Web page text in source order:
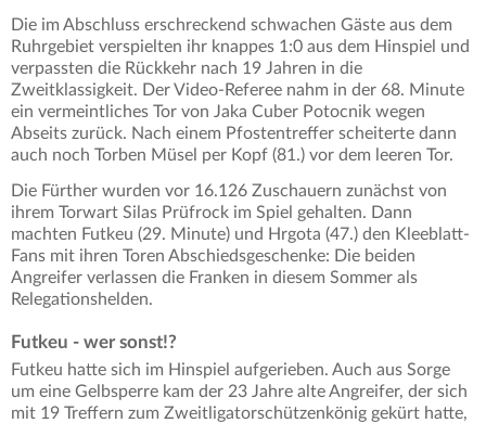
Die im Abschluss erschreckend schwachen Gäste aus dem
Ruhrgebiet verspielten ihr knappes 1:0 aus dem Hinspiel und
verpassten die Rückkehr nach 19 Jahren in die
Zweitklassigkeit. Der Video-Referee nahm in der 68. Minute
ein vermeintliches Tor von Jaka Cuber Potocnik wegen
Abseits zurück. Nach einem Pfostentreffer scheiterte dann
auch noch Torben Müsel per Kopf (81.) vor dem leeren Tor.
Die Fürther wurden vor 16.126 Zuschauern zunächst von
ihrem Torwart Silas Prüfrock im Spiel gehalten. Dann
machten Futkeu (29. Minute) und Hrgota (47.) den Kleeblatt-
Fans mit ihren Toren Abschiedsgeschenke: Die beiden
Angreifer verlassen die Franken in diesem Sommer als
Relegationshelden.
Futkeu - wer sonst!?
Futkeu hatte sich im Hinspiel aufgerieben. Auch aus Sorge
um eine Gelbsperre kam der 23 Jahre alte Angreifer, der sich
mit 19 Treffern zum Zweitligatorschützenkönig gekürt hatte,